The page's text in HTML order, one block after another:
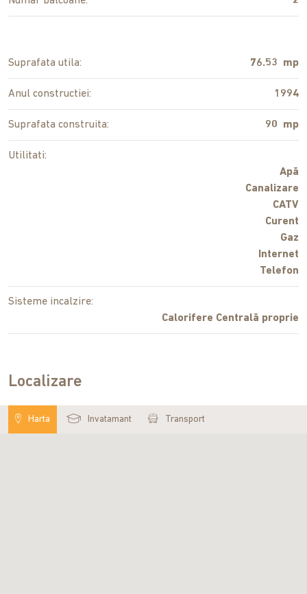
Suprafata utila: 76.53 mp
Anul constructiei: 1994
Suprafata construita: 90 mp
Utilitati:
Apă
Canalizare
CATV
Curent
Gaz
Internet
Telefon
Sisteme incalzire:
Calorifere Centrală proprie
Localizare
Harta Invatamant Transport